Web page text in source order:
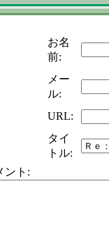
お名
前:
メー
ル:
URL:
タイ
トル:
ント: